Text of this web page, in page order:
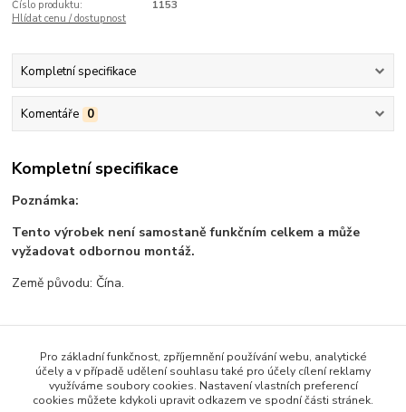
Číslo produktu:
1153
Hlídat cenu / dostupnost
Kompletní specifikace
Komentáře 0
Kompletní specifikace
Poznámka:
Tento výrobek není samostaně funkčním celkem a může
vyžadovat odbornou montáž.
Země původu: Čína.
Zboží zařazeno v kategoriích
Všechno zboží
Pro základní funkčnost, zpříjemnění používání webu, analytické
účely a v případě udělení souhlasu také pro účely cílení reklamy
využíváme soubory cookies. Nastavení vlastních preferencí
cookies můžete kdykoli upravit odkazem ve spodní části stránek.